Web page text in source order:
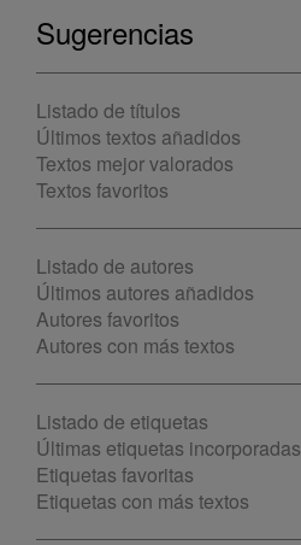
Sugerencias
Listado de títulos
Últimos textos añadidos
Textos mejor valorados
Textos favoritos
Listado de autores
Últimos autores añadidos
Autores favoritos
Autores con más textos
Listado de etiquetas
Últimas etiquetas incorporadas
Etiquetas favoritas
Etiquetas con más textos